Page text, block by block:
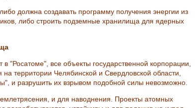
должна создавать программу получения энергии из
либо строить подземные хранилища для ядерных
в "Росатоме", все объекты государственной корпорации,
на территории Челябинской и Свердловской области,
и разрушить их взрывом подобной силы невозможно.
и для наводнения. Проекты атомных